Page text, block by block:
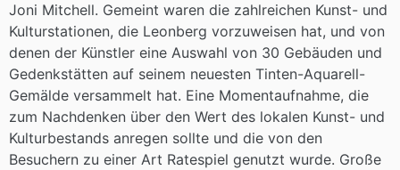
Joni Mitchell. Gemeint waren die zahlreichen Kunst- und
Kulturstationen, die Leonberg vorzuweisen hat, und von
denen der Künstler eine Auswahl von 30 Gebäuden und
Gedenkstätten auf seinem neuesten Tinten-Aquarell-
Gemälde versammelt hat. Eine Momentaufnahme, die
zum Nachdenken über den Wert des lokalen Kunst- und
Kulturbestands anregen sollte und die von den
Besuchern zu einer Art Ratespiel genutzt wurde. Große